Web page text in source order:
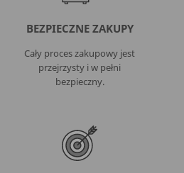
BEZPIECZNE ZAKUPY
Cały proces zakupowy jest
przejrzysty i w pełni
bezpieczny.